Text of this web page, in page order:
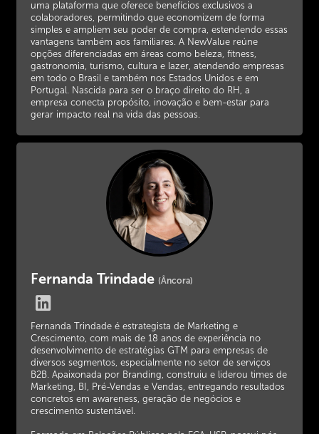
uma plataforma que oferece benefícios exclusivos a
colaboradores, permitindo que economizem de forma
simples e ampliem seu poder de compra, estendendo essas
vantagens também aos familiares. A NewValue reúne
opções diferenciadas em áreas como beleza, fitness,
gastronomia, turismo, cultura e lazer, atendendo empresas
em todo o Brasil e também nos Estados Unidos e em
Portugal. Nascida para ser o braço direito do RH, a
empresa conecta propósito, inovação e bem-estar para
gerar impacto real na vida das pessoas.
Fernanda Trindade (Âncora)
Fernanda Trindade é estrategista de Marketing e
Crescimento, com mais de 18 anos de experiência no
desenvolvimento de estratégias GTM para empresas de
diversos segmentos, especialmente no setor de serviços
B2B. Apaixonada por Branding, construiu e liderou times de
Marketing, BI, Pré-Vendas e Vendas, entregando resultados
concretos em awareness, geração de negócios e
crescimento sustentável.